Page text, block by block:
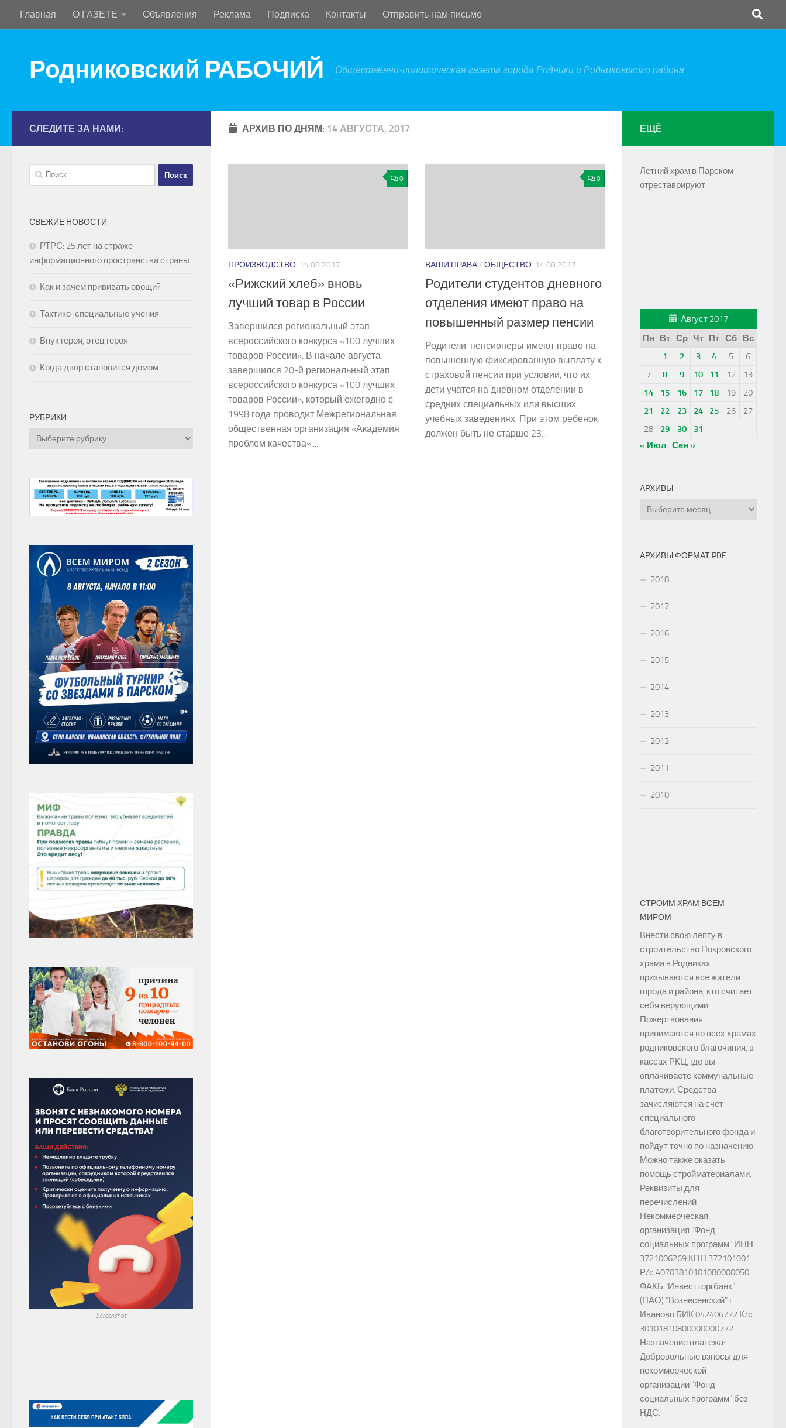
Перейти к содержимому
Главная О ГАЗЕТЕ Объявления Реклама Подписка Контакты Отправить нам письмо
Родниковский РАБОЧИЙ Общественно-политическая газета города Родники и Родниковского района
АРХИВ ПО ДНЯМ: 14 АВГУСТА, 2017
0
ПРОИЗВОДСТВО 14.08.2017
«Рижский хлеб» вновь
лучший товар в России
Завершился региональный этап
всероссийского конкурса «100 лучших
товаров России». В начале августа
завершился 20-й региональный этап
всероссийского конкурса «100 лучших
товаров России», который ежегодно с
1998 года проводит Межрегиональная
общественная организация «Академия
проблем качества»....
0
ВАШИ ПРАВА/ ОБЩЕСТВО 14.08.2017
Родители студентов дневного
отделения имеют право на
повышенный размер пенсии
Родители-пенсионеры имеют право на
повышенную фиксированную выплату к
страховой пенсии при условии, что их
дети учатся на дневном отделении в
средних специальных или высших
учебных заведениях. При этом ребенок
должен быть не старше 23...
СЛЕДИТЕ ЗА НАМИ:
Найти:
СВЕЖИЕ НОВОСТИ
РТРС: 25 лет на страже
информационного пространства страны
Как и зачем прививать овощи?
Тактико-специальные учения
Внук героя, отец героя
Когда двор становится домом
РУБРИКИ
Рубрики
Screenshot
ЕЩЁ
Летний храм в Парском
отреставрируют
Август 2017
Пн
Вт Ср Чт Пт Сб
Вс
1
2 3 4 5
6
7
8 9 10 11 12
13
14
15 16 17 18 19
20
21
22 23 24 25 26
27
28
29 30
31
« Июл Сен »
АРХИВЫ
Архивы
АРХИВЫ ФОРМАТ PDF
2018
2017
2016
2015
2014
2013
2012
2011
2010
СТРОИМ ХРАМ ВСЕМ
МИРОМ
Внести свою лепту в
строительство Покровского
храма в Родниках
призываются все жители
города и района, кто считает
себя верующими.
Пожертвования
принимаются во всех храмах
родниковского благочиния, в
кассах РКЦ, где вы
оплачиваете коммунальные
платежи. Средства
зачисляются на счёт
специального
благотворительного фонда и
пойдут точно по назначению.
Можно также оказать
помощь стройматериалами.
Реквизиты для
перечислений
Некоммерческая
организация "Фонд
социальных программ" ИНН
3721006269 КПП 372101001
Р/с 40703810101080000050
ФАКБ "Инвестторгбанк"
(ПАО) "Вознесенский" г.
Иваново БИК 042406772 К/с
30101810800000000772
Назначение платежа:
Добровольные взносы для
некоммерческой
организации "Фонд
социальных программ" без
НДС.